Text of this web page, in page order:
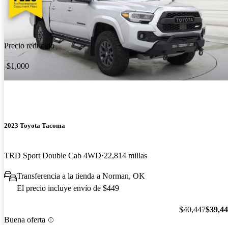
Precio reducido
-$1,000
2023 Toyota Tacoma
TRD Sport Double Cab 4WD 22,814 millas
Transferencia a la tienda a Norman, OK
El precio incluye envío de $449
Buena oferta
$40,447